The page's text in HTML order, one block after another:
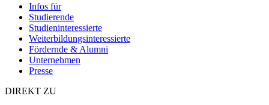
Infos für
Studierende
Studieninteressierte
Weiterbildungsinteressierte
Fördernde & Alumni
Unternehmen
Presse
DIREKT ZU